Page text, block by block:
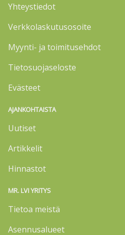
Yhteystiedot
Verkkolaskutusosoite
Myynti- ja toimitusehdot
Tietosuojaseloste
Evästeet
AJANKOHTAISTA
Uutiset
Artikkelit
Hinnastot
MR. LVI YRITYS
Tietoa meistä
Asennusalueet